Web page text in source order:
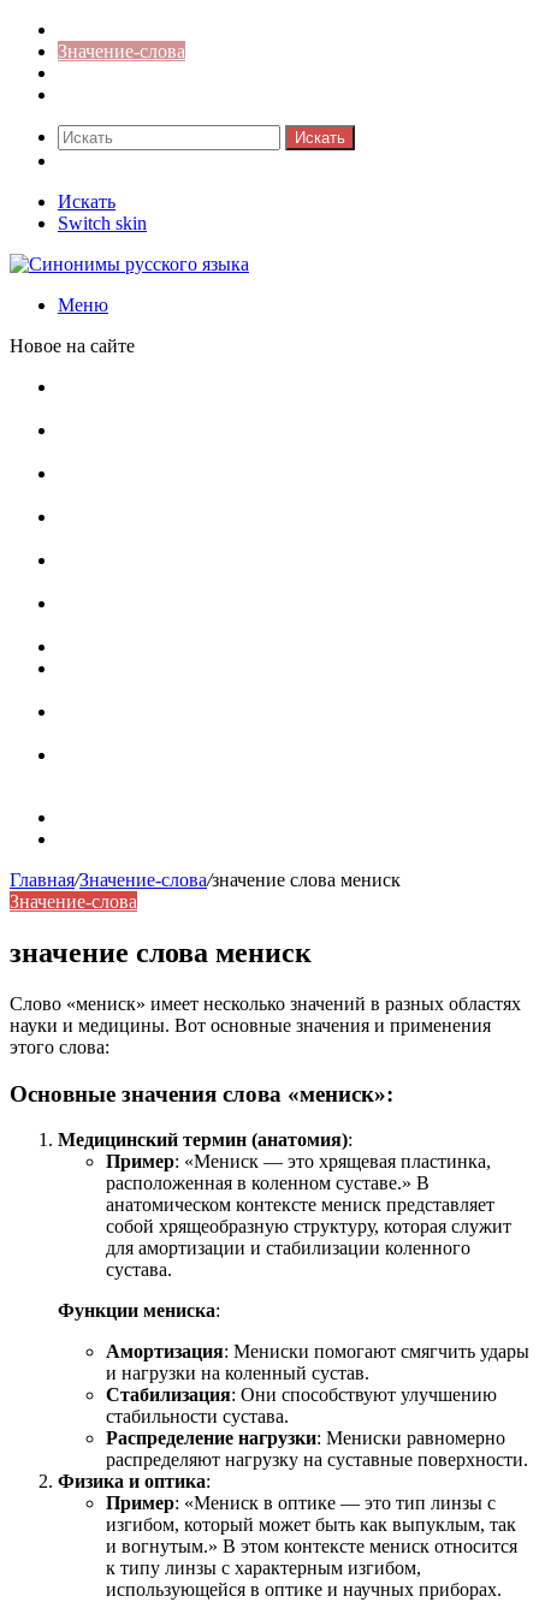
Значение-слова
Искать
Искать
Switch skin
Меню
Новое на сайте
Главная/Значение-слова/значение слова мениск
Значение-слова
значение слова мениск
Слово «мениск» имеет несколько значений в разных областях
науки и медицины. Вот основные значения и применения
этого слова:
Основные значения слова «мениск»:
Медицинский термин (анатомия):
Пример: «Мениск — это хрящевая пластинка,
расположенная в коленном суставе.» В
анатомическом контексте мениск представляет
собой хрящеобразную структуру, которая служит
для амортизации и стабилизации коленного
сустава.
Функции мениска:
Амортизация: Мениски помогают смягчить удары
и нагрузки на коленный сустав.
Стабилизация: Они способствуют улучшению
стабильности сустава.
Распределение нагрузки: Мениски равномерно
распределяют нагрузку на суставные поверхности.
Физика и оптика:
Пример: «Мениск в оптике — это тип линзы с
изгибом, который может быть как выпуклым, так
и вогнутым.» В этом контексте мениск относится
к типу линзы с характерным изгибом,
использующейся в оптике и научных приборах.